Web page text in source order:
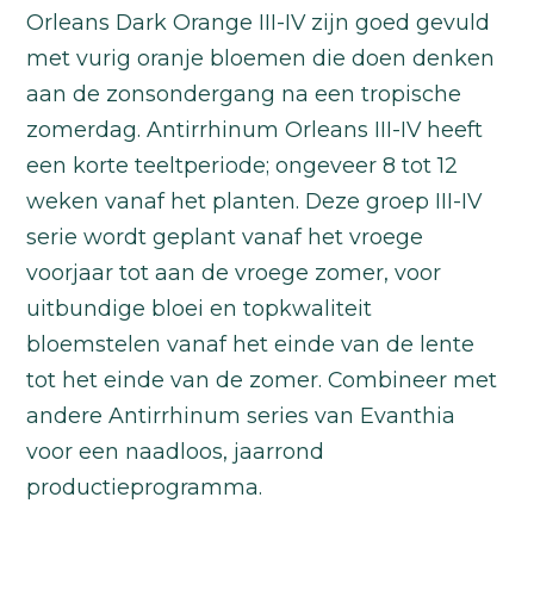
Orleans Dark Orange III-IV zijn goed gevuld
met vurig oranje bloemen die doen denken
aan de zonsondergang na een tropische
zomerdag. Antirrhinum Orleans III-IV heeft
een korte teeltperiode; ongeveer 8 tot 12
weken vanaf het planten. Deze groep III-IV
serie wordt geplant vanaf het vroege
voorjaar tot aan de vroege zomer, voor
uitbundige bloei en topkwaliteit
bloemstelen vanaf het einde van de lente
tot het einde van de zomer. Combineer met
andere Antirrhinum series van Evanthia
voor een naadloos, jaarrond
productieprogramma.